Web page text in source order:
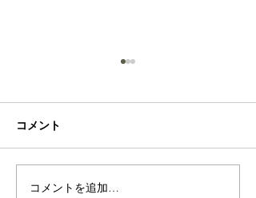
コメント
コメントを追加…